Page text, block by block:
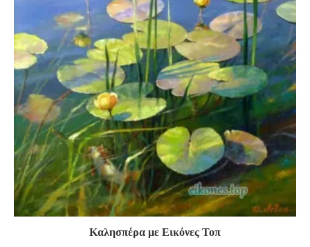
Καλησπέρα με Εικόνες Τοπ